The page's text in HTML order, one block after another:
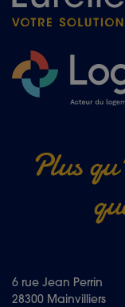
Plus
6 rue Jean Perrin
28300 Mainvilliers